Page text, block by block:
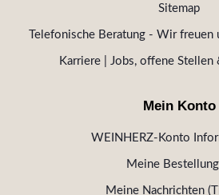
Sitemap
Telefonische Beratung - Wir freuen
Karriere | Jobs, offene Stellen
Mein Konto
WEINHERZ-Konto
Meine
Meine Nachrichten